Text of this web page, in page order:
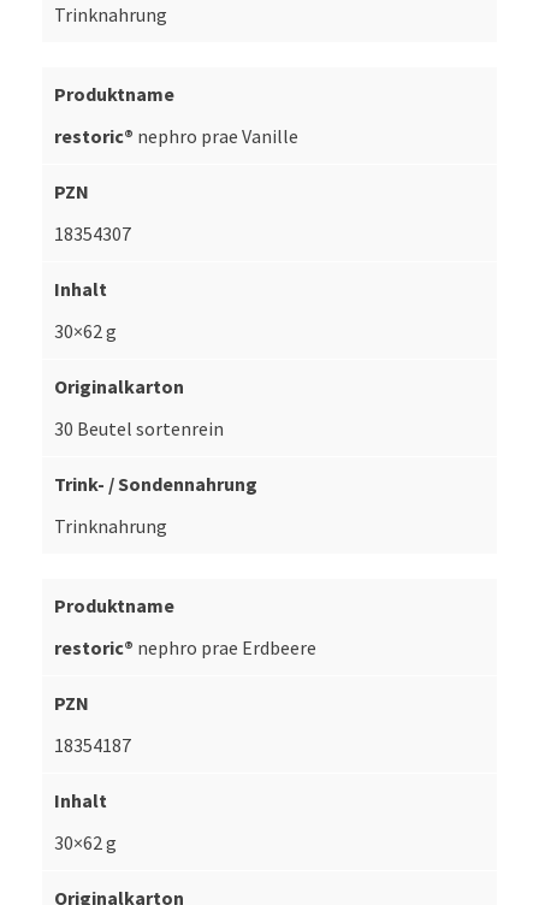
Trinknahrung
restoric® nephro prae Vanille
18354307
30×62 g
30 Beutel sortenrein
Trinknahrung
restoric® nephro prae Erdbeere
18354187
30×62 g